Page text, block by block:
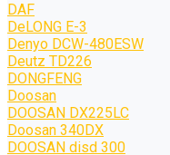
DAF
DeLONG Е-3
Denyo DCW-480ESW
Deutz TD226
DONGFENG
Doosan
DOOSAN DX225LC
Doosan 340DX
DOOSAN disd 300